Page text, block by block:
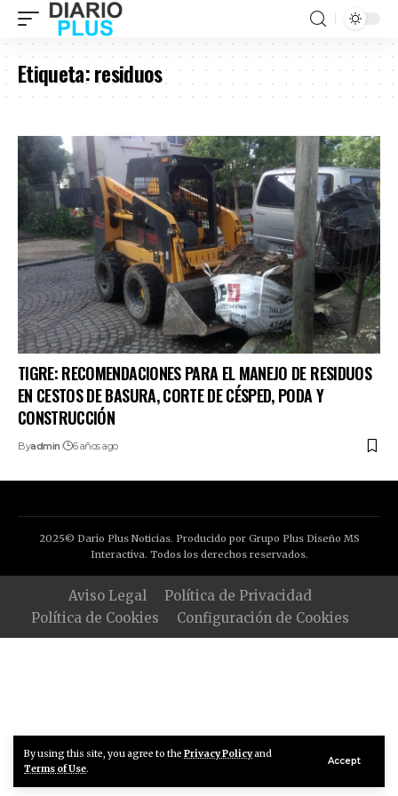
By using this site, you agree to the Privacy Policyand
Terms of Use.
Accept
Etiqueta:residuos
TIGRE: RECOMENDACIONES PARA EL MANEJO DE RESIDUOS
EN CESTOS DE BASURA, CORTE DE CÉSPED, PODA Y
CONSTRUCCIÓN
Byadmin 6 años ago
2025© Dario Plus Noticias. Producido por Grupo Plus Diseño MS
Interactiva. Todos los derechos reservados.
Aviso Legal
Política de Privacidad
Política de Cookies
Configuración de Cookies